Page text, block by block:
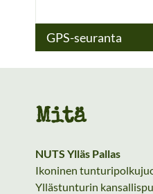
GPS-seuranta
Mitä
NUTS Ylläs Pallas
Ikoninen
Yllästunturin